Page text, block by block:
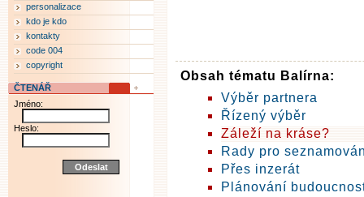
Obsah tématu Balírna:
Výběr partnera
Řízený výběr
Záleží na kráse?
Rady pro
Přes inzerát
Plánování
personalizace
kdo je kdo
kontakty
code 004
copyright
ČTENÁŘ
Jméno:
Heslo: